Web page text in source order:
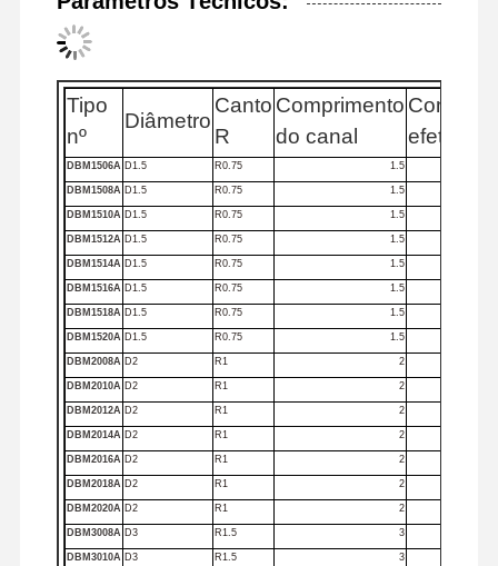
Boa cabeça chata.
Cabeça aborrecida
Tipo
nº
Diâmetro
Canto
R
Comprimento
do canal
efetivo
DBM1506A D1.5 R0.75 1.5
DBM1508A D1.5 R0.75 1.5
DBM1510A D1.5 R0.75 1.5
DBM1512A D1.5 R0.75 1.5
DBM1514A D1.5 R0.75 1.5
DBM1516A D1.5 R0.75 1.5
DBM1518A D1.5 R0.75 1.5
DBM1520A D1.5 R0.75 1.5
DBM2008A D2 R1 2
DBM2010A D2 R1 2
DBM2012A D2 R1 2
DBM2014A D2 R1 2
DBM2016A D2 R1 2
DBM2018A D2 R1 2
DBM2020A D2 R1 2
DBM3008A D3 R1.5 3
DBM3010A D3 R1.5 3